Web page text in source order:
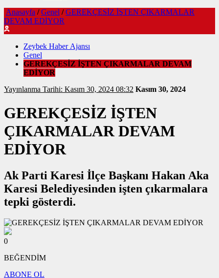
Anasayfa / Genel / GEREKÇESİZ İŞTEN ÇIKARMALAR
DEVAM EDİYOR
Zeybek Haber Ajansı
Genel
GEREKÇESİZ İŞTEN ÇIKARMALAR DEVAM
EDİYOR
Yayınlanma Tarihi: Kasım 30, 2024 08:32 Kasım 30, 2024
GEREKÇESİZ İŞTEN
ÇIKARMALAR DEVAM
EDİYOR
Ak Parti Karesi İlçe Başkanı Hakan Aka
Karesi Belediyesinden işten çıkarmalara
tepki gösterdi.
0
BEĞENDİM
ABONE OL